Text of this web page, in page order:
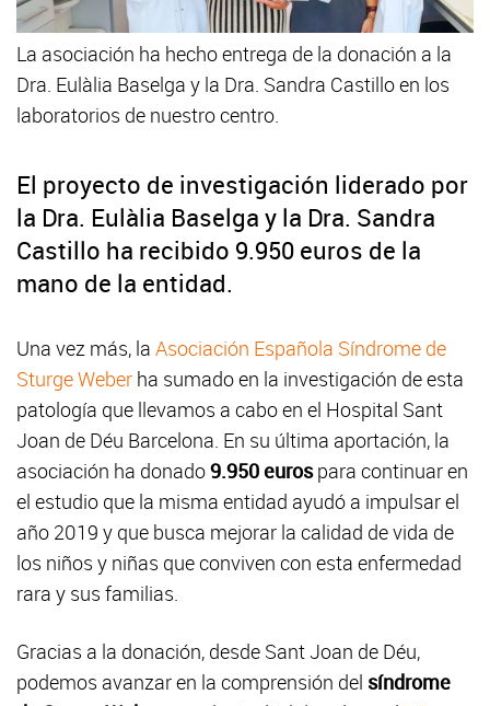
La asociación ha hecho entrega de la donación a la
Dra. Eulàlia Baselga y la Dra. Sandra Castillo en los
laboratorios de nuestro centro.
El proyecto de investigación liderado por
la Dra. Eulàlia Baselga y la Dra. Sandra
Castillo ha recibido 9.950 euros de la
mano de la entidad.
Una vez más, la Asociación Española Síndrome de
Sturge Weber ha sumado en la investigación de esta
patología que llevamos a cabo en el Hospital Sant
Joan de Déu Barcelona. En su última aportación, la
asociación ha donado9.950 eurospara continuar en
el estudio que la misma entidad ayudó a impulsar el
año 2019 y que busca mejorar la calidad de vida de
los niños y niñas que conviven con esta enfermedad
rara y sus familias.
Gracias a la donación, desde Sant Joan de Déu,
podemos avanzar en la comprensión del síndrome